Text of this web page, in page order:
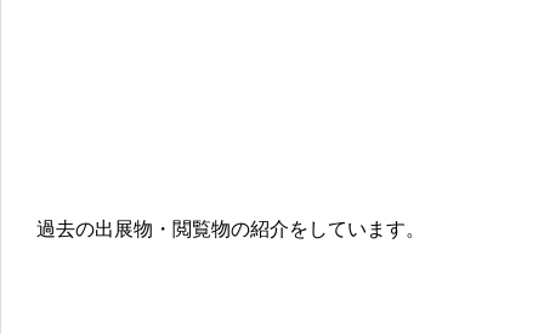
過去の出展物・閲覧物の紹介をしています。